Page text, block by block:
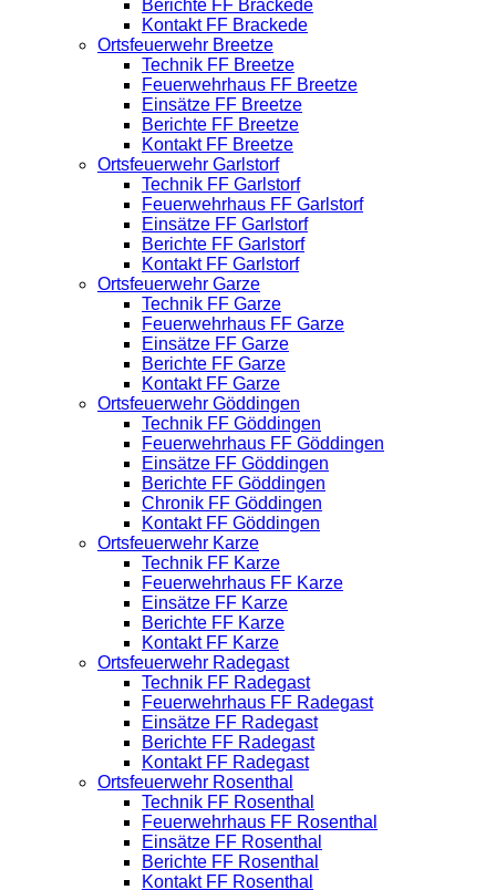
Berichte FF Brackede
Kontakt FF Brackede
Ortsfeuerwehr Breetze
Technik FF Breetze
Feuerwehrhaus FF Breetze
Einsätze FF Breetze
Berichte FF Breetze
Kontakt FF Breetze
Ortsfeuerwehr Garlstorf
Technik FF Garlstorf
Feuerwehrhaus FF Garlstorf
Einsätze FF Garlstorf
Berichte FF Garlstorf
Kontakt FF Garlstorf
Ortsfeuerwehr Garze
Technik FF Garze
Feuerwehrhaus FF Garze
Einsätze FF Garze
Berichte FF Garze
Kontakt FF Garze
Ortsfeuerwehr Göddingen
Technik FF Göddingen
Feuerwehrhaus FF Göddingen
Einsätze FF Göddingen
Berichte FF Göddingen
Chronik FF Göddingen
Kontakt FF Göddingen
Ortsfeuerwehr Karze
Technik FF Karze
Feuerwehrhaus FF Karze
Einsätze FF Karze
Berichte FF Karze
Kontakt FF Karze
Ortsfeuerwehr Radegast
Technik FF Radegast
Feuerwehrhaus FF Radegast
Einsätze FF Radegast
Berichte FF Radegast
Kontakt FF Radegast
Ortsfeuerwehr Rosenthal
Technik FF Rosenthal
Feuerwehrhaus FF Rosenthal
Einsätze FF Rosenthal
Berichte FF Rosenthal
Kontakt FF Rosenthal